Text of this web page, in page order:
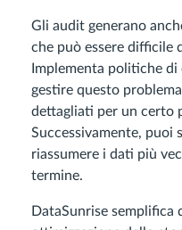
Gli audit generano
che può essere difficile
Implementa politiche
gestire questo
dettagliati per un certo
Successivamente, puoi
riassumere i dati più
termine.
DataSunrise semplifica